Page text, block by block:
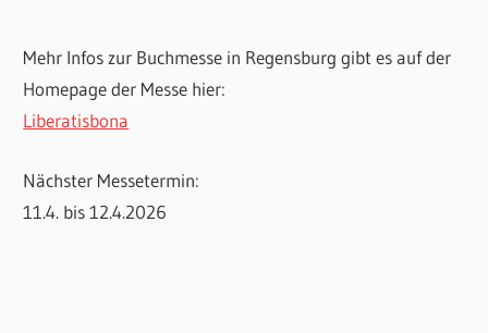
Mehr Infos zur Buchmesse in Regensburg gibt es auf der
Homepage der Messe hier:
Liberatisbona
Nächster Messetermin:
11.4. bis 12.4.2026